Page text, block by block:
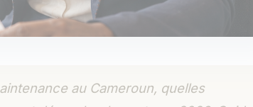
au Cameroun, quelles